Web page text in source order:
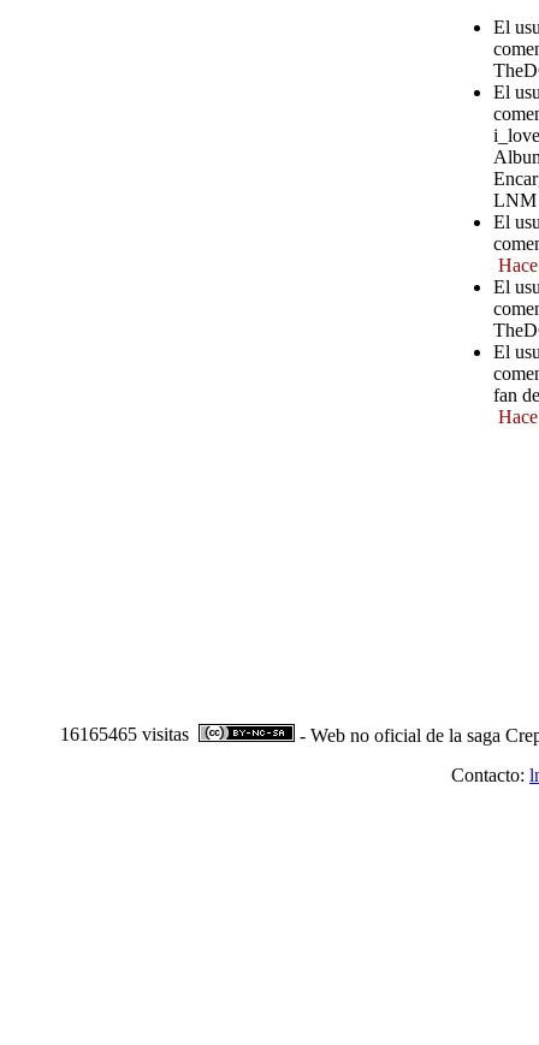
El
El
LNM
El
El
El
fan
16165465 visitas
- Web no oficial de la saga
Contacto: